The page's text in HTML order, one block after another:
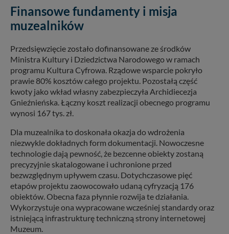
Finansowe fundamenty i misja
muzealników
Przedsięwzięcie zostało dofinansowane ze środków
Ministra Kultury i Dziedzictwa Narodowego w ramach
programu Kultura Cyfrowa. Rządowe wsparcie pokryło
prawie 80% kosztów całego projektu. Pozostałą część
kwoty jako wkład własny zabezpieczyła Archidiecezja
Gnieźnieńska. Łączny koszt realizacji obecnego programu
wynosi 167 tys. zł.
Dla muzealnika to doskonała okazja do wdrożenia
niezwykle dokładnych form dokumentacji. Nowoczesne
technologie dają pewność, że bezcenne obiekty zostaną
precyzyjnie skatalogowane i uchronione przed
bezwzględnym upływem czasu. Dotychczasowe pięć
etapów projektu zaowocowało udaną cyfryzacją 176
obiektów. Obecna faza płynnie rozwija te działania.
Wykorzystuje ona wypracowane wcześniej standardy oraz
istniejącą infrastrukturę techniczną strony internetowej
Muzeum.